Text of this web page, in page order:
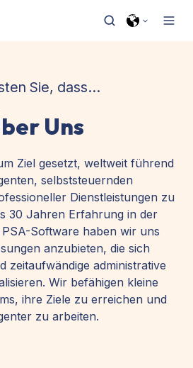
Sie, dass...
Uns
Ziel gesetzt, weltweit führend
selbststeuernden
Dienstleistungen zu
30 Jahren Erfahrung in der
Software haben wir uns
anzubieten, die sich
zeitaufwändige administrative
Wir befähigen kleine
ihre Ziele zu erreichen und
zu arbeiten.